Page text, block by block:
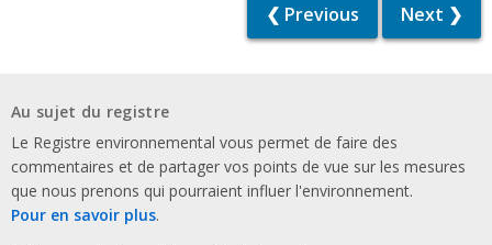
❮ Previous Next ❯
Au sujet du registre
Le Registre environnemental vous permet de faire des
commentaires et de partager vos points de vue sur les mesures
que nous prenons qui pourraient influer l'environnement.
Pour en savoir plus.